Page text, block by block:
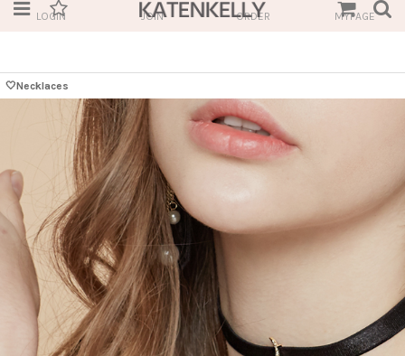
LOGIN JOIN ORDER MYPAGE
🤍Necklaces